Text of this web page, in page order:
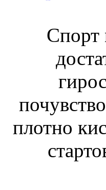
Спорт
плотно